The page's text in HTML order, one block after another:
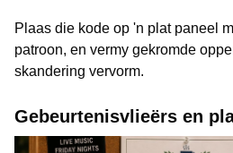
Plaas die kode op 'n plat paneel
patroon, en vermy gekromde
skandering vervorm.
Gebeurtenisvlieërs en